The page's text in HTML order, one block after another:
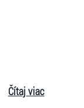
z
Čítaj viac